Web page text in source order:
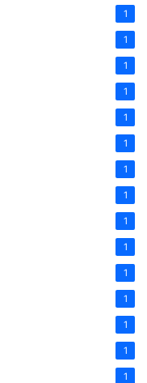
1
1
1
1
1
1
1
1
1
1
1
1
1
1
1